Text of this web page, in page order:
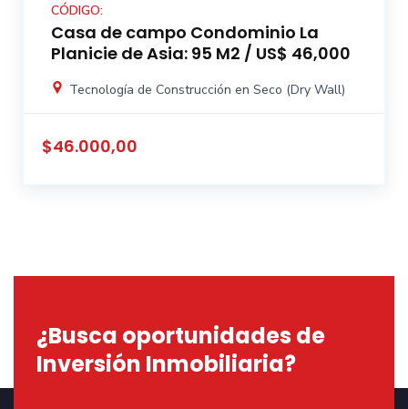
CÓDIGO:
Casa de campo Condominio La
Planicie de Asia: 95 M2 / US$ 46,000
Tecnología de Construcción en Seco (Dry Wall)
$46.000,00
¿Busca oportunidades de
Inversión Inmobiliaria?